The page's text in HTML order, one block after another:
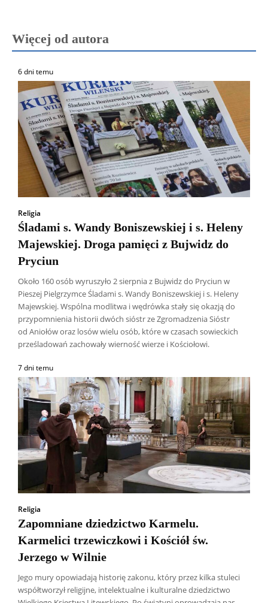
Więcej od autora
6 dni temu
Religia
Śladami s. Wandy Boniszewskiej i s. Heleny
Majewskiej. Droga pamięci z Bujwidz do
Pryciun
Około 160 osób wyruszyło 2 sierpnia z Bujwidz do Pryciun w
Pieszej Pielgrzymce Śladami s. Wandy Boniszewskiej i s. Heleny
Majewskiej. Wspólna modlitwa i wędrówka stały się okazją do
przypomnienia historii dwóch sióstr ze Zgromadzenia Sióstr
od Aniołów oraz losów wielu osób, które w czasach sowieckich
prześladowań zachowały wierność wierze i Kościołowi.
7 dni temu
Religia
Zapomniane dziedzictwo Karmelu.
Karmelici trzewiczkowi i Kościół św.
Jerzego w Wilnie
Jego mury opowiadają historię zakonu, który przez kilka stuleci
współtworzył religijne, intelektualne i kulturalne dziedzictwo